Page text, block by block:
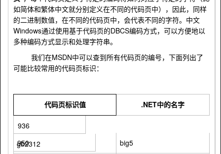
如简体和繁体中文就分别定义在不同的代码页中），因此，同样
的二进制数值，在不同的代码页中，会代表不同的字符。中文
Windows通过使用基于代码页的DBCS编码方式，可以方便地以
多种编码方式显示和处理字符串。
我们在MSDN中可以查到所有代码页的编号，下面列出了
可能比较常用的代码页标识：
代码页标识值 .NET中的名字
936
gb2312
950 big5